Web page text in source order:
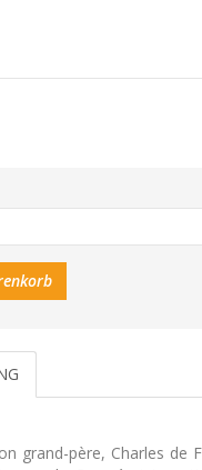
grand-père, Charles de